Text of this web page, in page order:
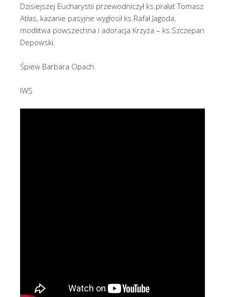
Dzisiejszej Eucharystii przewodniczył ks.prałat Tomasz
Atłas, kazanie pasyjne wygłosił ks.Rafał Jagoda,
modlitwa powszechna i adoracja Krzyża – ks.Szczepan
Depowski.
Śpiew Barbara Opach.
IWS